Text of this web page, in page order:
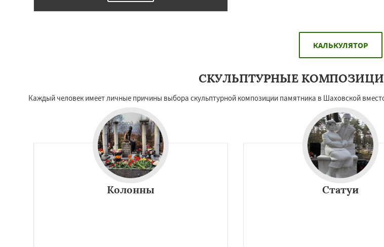
КАЛЬКУЛЯТОР
СКУЛЬПТУРНЫЕ
Каждый человек имеет личные причины выбора скульптурной композиции памятника в Шаховской
Колонны Статуи